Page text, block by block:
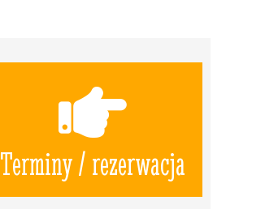
Terminy / rezerwacja